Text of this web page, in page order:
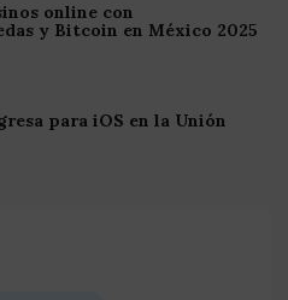
online con
y Bitcoin en México 2025
para iOS en la Unión